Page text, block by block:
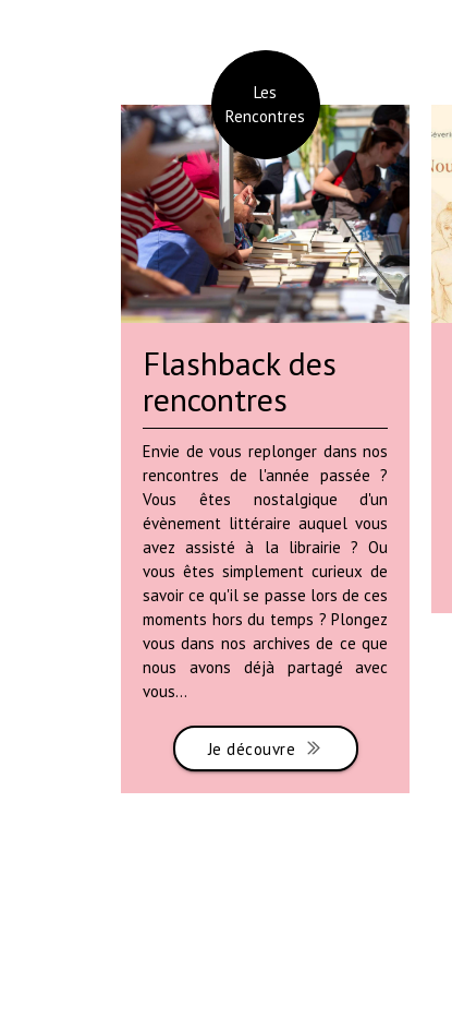
Les
Rencontres
Flashback des
rencontres
Envie de vous replonger dans nos
rencontres de l'année passée ?
Vous êtes nostalgique d'un
évènement littéraire auquel vous
avez assisté à la librairie ? Ou
vous êtes simplement curieux de
savoir ce qu'il se passe lors de ces
moments hors du temps ? Plongez
vous dans nos archives de ce que
nous avons déjà partagé avec
vous...
Je découvre